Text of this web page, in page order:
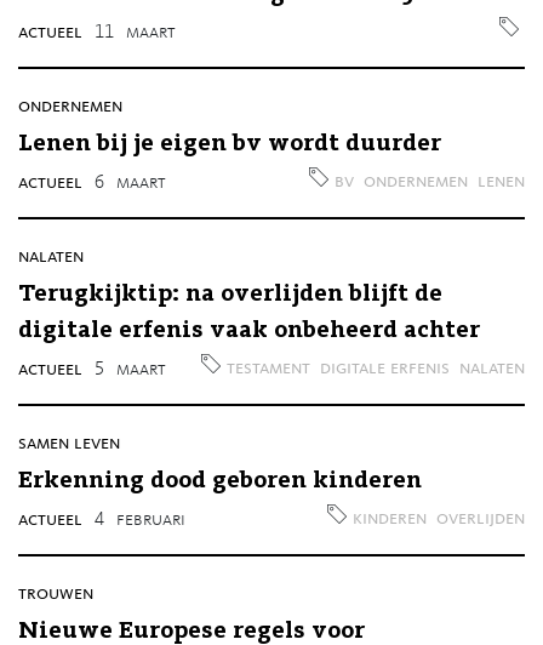
actueel 11 maart
ondernemen
Lenen bij je eigen bv wordt duurder
actueel 6 maart bv ondernemen lenen
nalaten
Terugkijktip: na overlijden blijft de
digitale erfenis vaak onbeheerd achter
actueel 5 maart testament digitale erfenis nalaten
samen leven
Erkenning dood geboren kinderen
actueel 4 februari kinderen overlijden
trouwen
Nieuwe Europese regels voor